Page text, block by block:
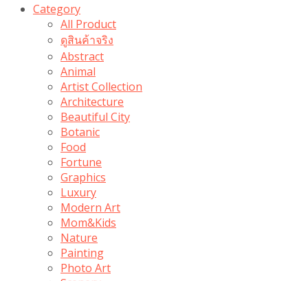
Category
All Product
ดูสินค้าจริง
Abstract
Animal
Artist Collection
Architecture
Beautiful City
Botanic
Food
Fortune
Graphics
Luxury
Modern Art
Mom&Kids
Nature
Painting
Photo Art